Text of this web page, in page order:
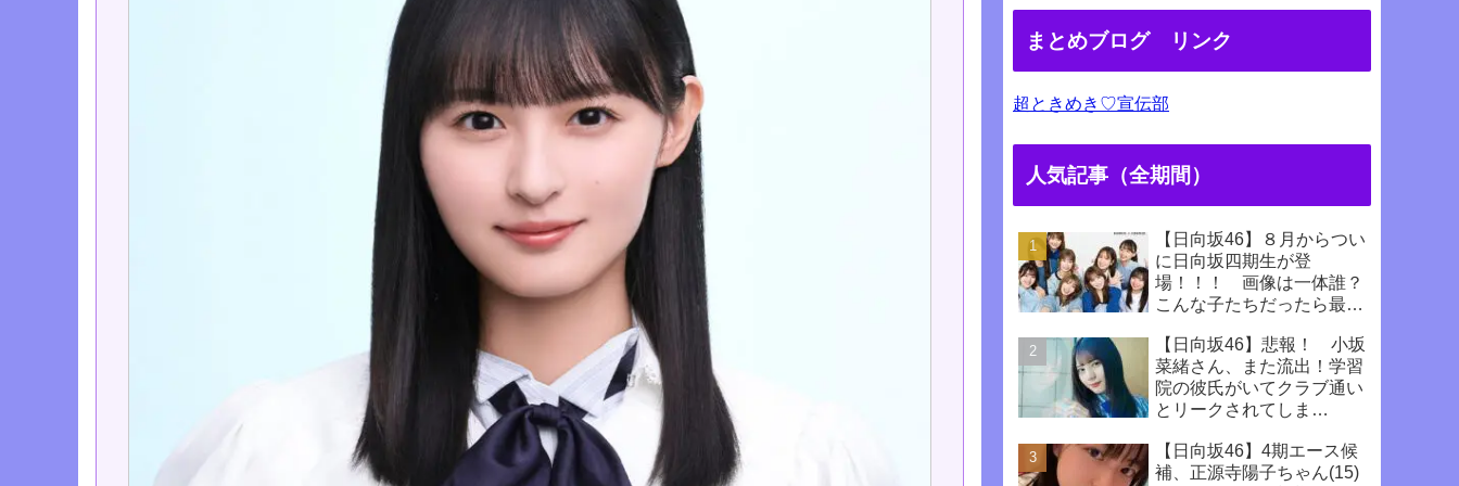
まとめブログ リンク
超ときめき♡宣伝部
人気記事（全期間）
【日向坂46】８月からつい
に日向坂四期生が登
場！！！ 画像は一体誰？
こんな子たちだったら最高
【日向坂46】悲報！ 小坂
菜緒さん、また流出！学習
院の彼氏がいてクラブ通い
とリークされてしま
【日向坂46】4期エース候
補、正源寺陽子ちゃん(15)